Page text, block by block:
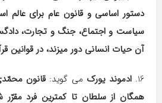
دستور اساسی و قانون عام برای عالم
سیاست و اجتماع، جنگ و تجارت،
آن حیات انسانی دور می‎زند، در قوانین قرآن فراهم شده است.
16. ادموند یورک می گوید: قانون
همگان از سلطان تا کمترین فرد مقرّر